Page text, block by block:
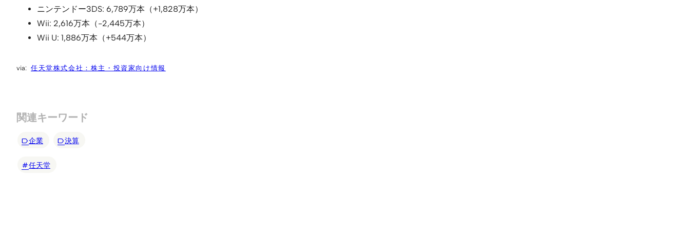
ニンテンドー3DS: 6,789万本（+1,828万本）
Wii: 2,616万本（-2,445万本）
Wii U: 1,886万本（+544万本）
任天堂株式会社：株主・投資家向け情報
関連キーワード
企業 決算
任天堂